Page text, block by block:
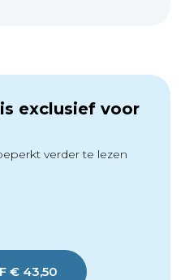
exclusief voor
verder te lezen
€ 43,50